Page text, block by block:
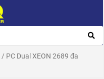
/ PC Dual XEON 2689 đa